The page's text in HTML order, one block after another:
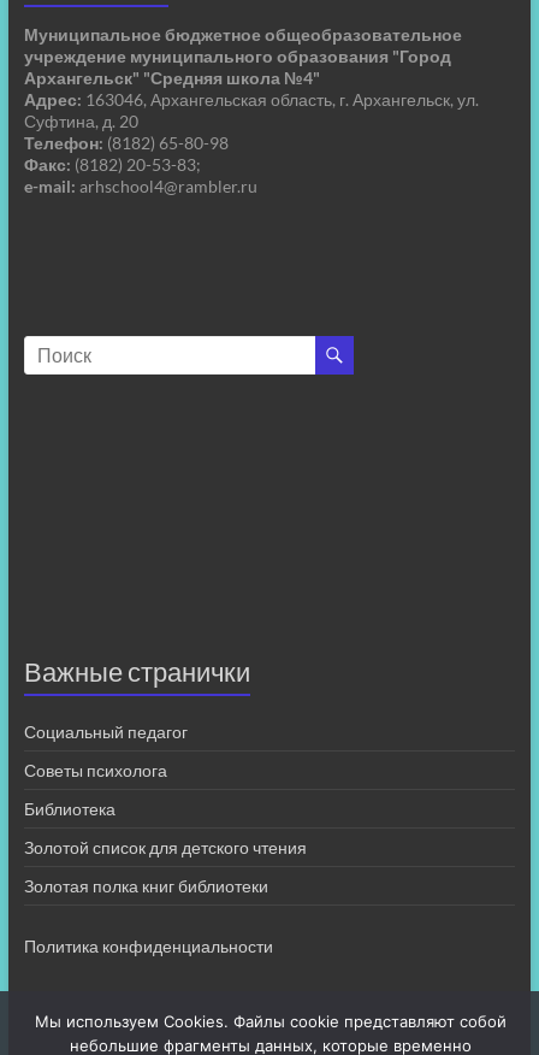
Муниципальное бюджетное общеобразовательное
учреждение муниципального образования "Город
Архангельск" "Средняя школа №4"
Адрес: 163046, Архангельская область, г. Архангельск, ул.
Суфтина, д. 20
Телефон: (8182) 65-80-98
Факс: (8182) 20-53-83;
e-mail: arhschool4@rambler.ru
Важные странички
Социальный педагог
Советы психолога
Библиотека
Золотой список для детского чтения
Золотая полка книг библиотеки
Политика конфиденциальности
Мы используем Cookies. Файлы cookie представляют собой
небольшие фрагменты данных, которые временно